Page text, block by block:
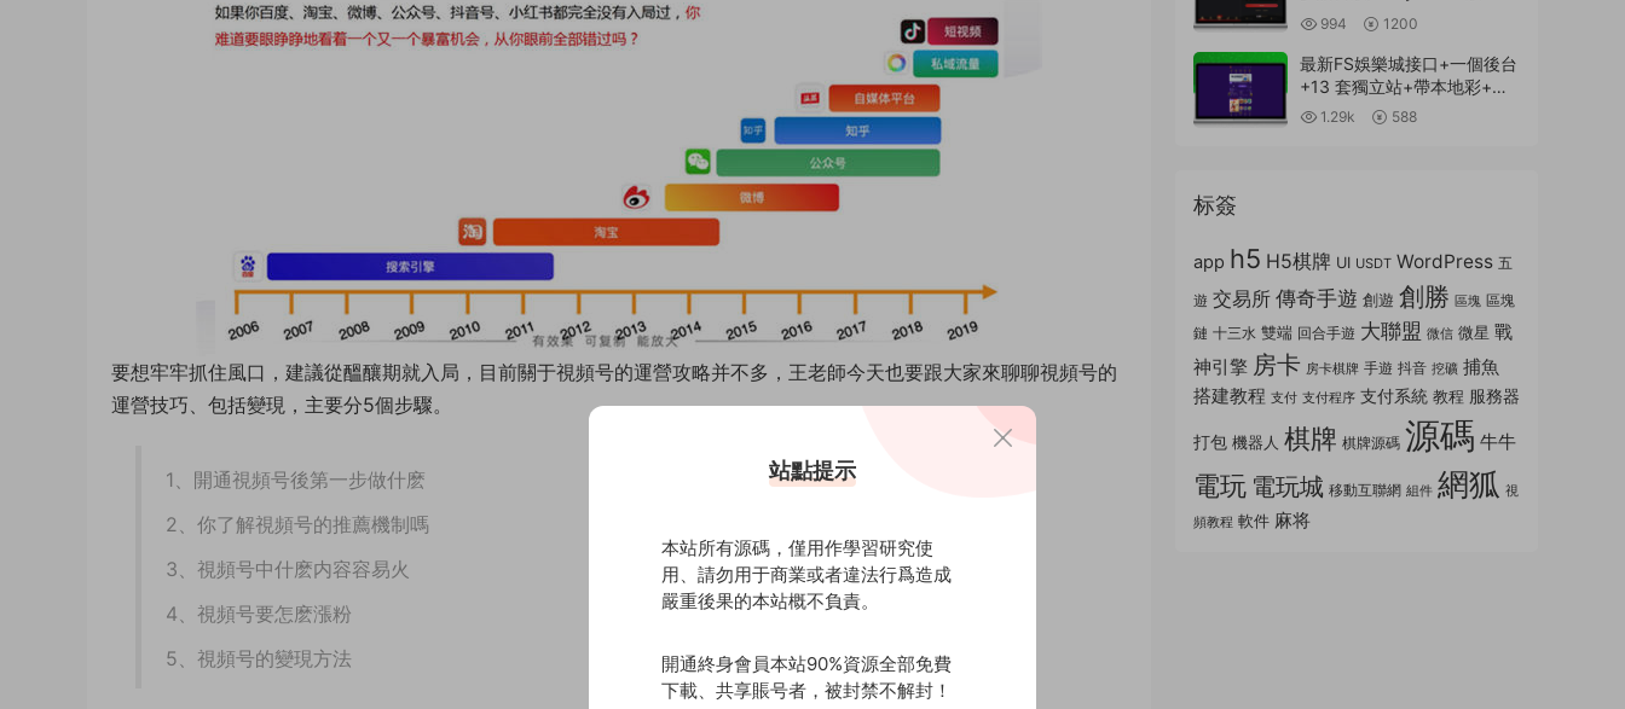
要想牢牢抓住風口，建議從醞釀期就入局，目前關于視頻号的運營攻略并不多，王老師今天也要跟大家來聊聊視頻号的
運營技巧、包括變現，主要分5個步驟。
1、開通視頻号後第一步做什麽
2、你了解視頻号的推薦機制嗎
3、視頻号中什麽内容容易火
4、視頻号要怎麽漲粉
5、視頻号的變現方法
雙端源碼/中英繁三語言+帶
控+帶彩池持倉/完美運行
994 1200
最新FS娛樂城接口+一個後台
+13 套獨立站+帶本地彩+一
鍵搭建腳本
1.29k 588
标簽
app h5 H5棋牌 UI USDT WordPress 五
遊 交易所 傳奇手遊 創遊 創勝 區塊 區塊
鏈 十三水 雙端 回合手遊 大聯盟 微信 微星 戰
神引擎 房卡 房卡棋牌 手遊 抖音 挖礦 捕魚
搭建教程 支付 支付程序 支付系統 教程 服務器
打包 機器人 棋牌 棋牌源碼 源碼 牛牛
電玩 電玩城 移動互聯網 組件 網狐 視
頻教程 軟件 麻将
站點提示
本站所有源碼，僅用作學習研究使
用、請勿用于商業或者違法行爲造成
嚴重後果的本站概不負責。
開通終身會員本站90%資源全部免費
下載、共享賬号者，被封禁不解封！